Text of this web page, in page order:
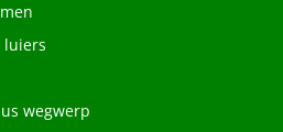
luiers
wegwerp